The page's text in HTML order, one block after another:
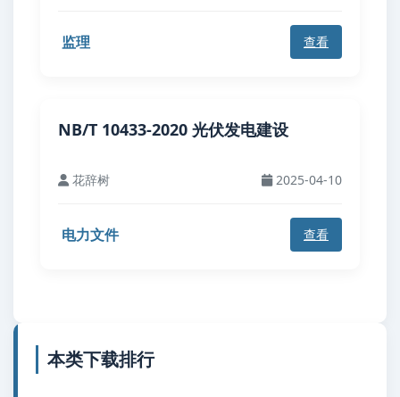
监理 查看
NB/T 10433-2020 光伏发电建设
花辞树 2025-04-10
电力文件 查看
本类下载排行